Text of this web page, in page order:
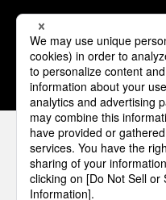
1 2 3
パナソニックの